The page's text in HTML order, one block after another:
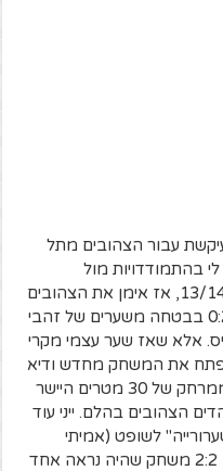
עבור הצהובים מתל
בהתמודדויות מול
המלאבסים הוא ה2:2 מולם בעונת 13/14, אז אימן את הצהובים
פאולו סוזה. האלופה דאז הובילה 0:2 בבטחה משערים של זהבי
אלא שאז שער עצמי מקרי
את המשחק מחדש ודיא
סבע השווה לקראת הסוף מפצצה ממרחק של 30 מטרים היישר
הצהובים בהלם. ייני עוד
לשופט (אמיתי
לגמרי) ומכבי תל אביב סיימה בתיקו 2:2 משחק שהיה נראה אחד